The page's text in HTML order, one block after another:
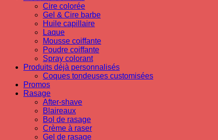
Cire colorée
Gel & Cire barbe
Huile capillaire
Laque
Mousse coiffante
Poudre coiffante
Spray colorant
Produits déjà personnalisés
Coques tondeuses customisées
Promos
Rasage
After-shave
Blaireaux
Bol de rasage
Crème à raser
Gel de rasage